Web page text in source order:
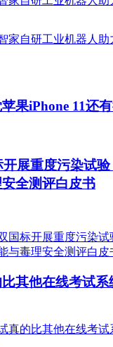
果iPhone 11还
开展重度污染试
全测评白皮书
其他在线考试